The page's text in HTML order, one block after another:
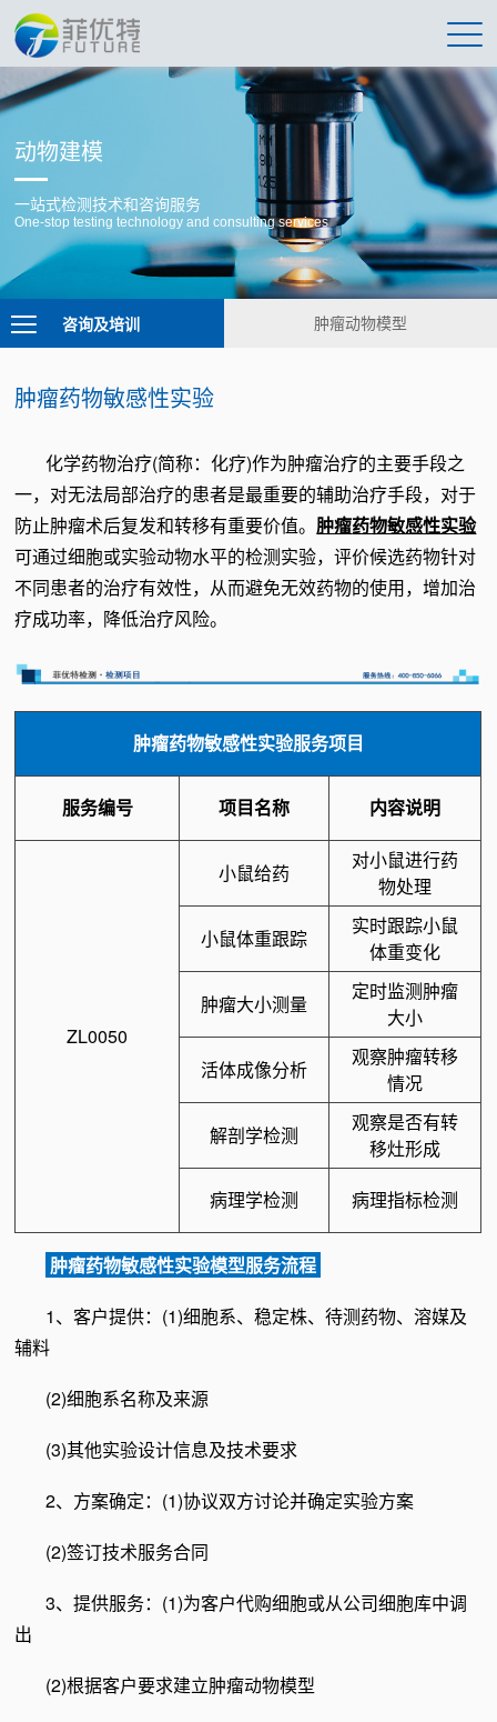
动物建模
一站式检测技术和咨询服务
One-stop testing technology and consulting services
咨询及培训 肿瘤动物模型
肿瘤药物敏感性实验
化学药物治疗(简称：化疗)作为肿瘤治疗的主要手段之
一，对无法局部治疗的患者是最重要的辅助治疗手段，对于
防止肿瘤术后复发和转移有重要价值。肿瘤药物敏感性实验
可通过细胞或实验动物水平的检测实验，评价候选药物针对
不同患者的治疗有效性，从而避免无效药物的使用，增加治
疗成功率，降低治疗风险。
肿瘤药物敏感性实验服务项目
服务编号 项目名称 内容说明
ZL0050
小鼠给药
对小鼠进行药
物处理
小鼠体重跟踪
实时跟踪小鼠
体重变化
肿瘤大小测量
定时监测肿瘤
大小
活体成像分析
观察肿瘤转移
情况
解剖学检测
观察是否有转
移灶形成
病理学检测
病理指标检测
肿瘤药物敏感性实验模型服务流程
1、客户提供：(1)细胞系、稳定株、待测药物、溶媒及
辅料
(2)细胞系名称及来源
(3)其他实验设计信息及技术要求
2、方案确定：(1)协议双方讨论并确定实验方案
(2)签订技术服务合同
3、提供服务：(1)为客户代购细胞或从公司细胞库中调
出
(2)根据客户要求建立肿瘤动物模型